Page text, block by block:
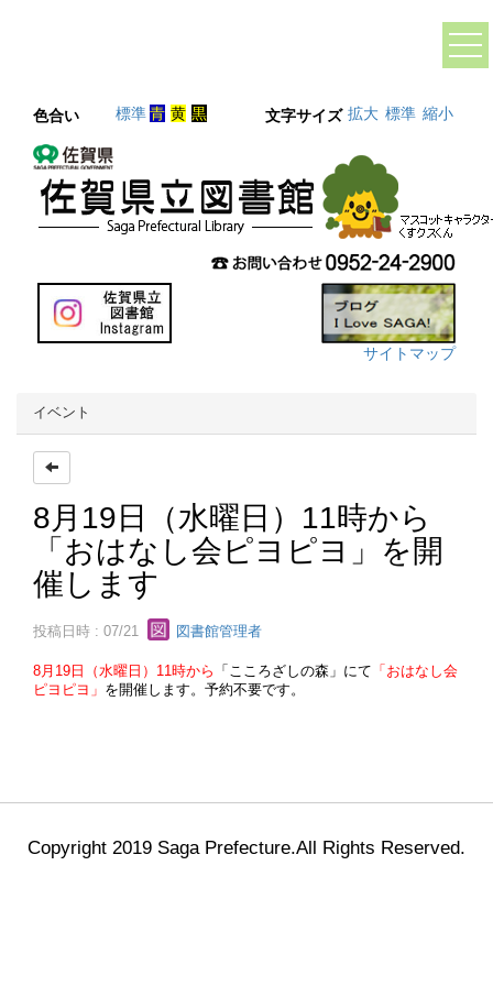
色合い 標準青 黄 黒 文字サイズ 拡大 標準 縮小
サイトマップ
イベント
8月19日（水曜日）11時から
「おはなし会ピヨピヨ」を開
催します
投稿日時 : 07/21 図書館管理者
8月19日（水曜日）11時から 「こころざしの森」にて 「おはなし会
ピヨピヨ」 を開催します。予約不要です。
Copyright 2019 Saga Prefecture.All Rights Reserved.